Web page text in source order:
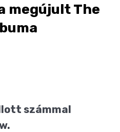
megújult The
számmal